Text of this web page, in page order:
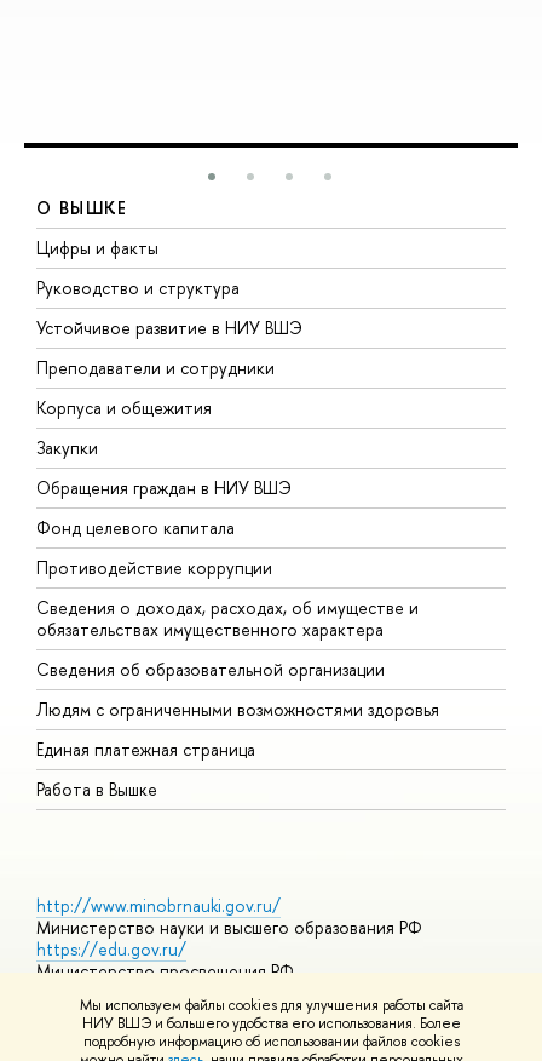
Мы используем файлы cookies для улучшения работы сайта
НИУ ВШЭ и большего удобства его использования. Более
подробную информацию об использовании файлов cookies
О ВЫШКЕ
Цифры и факты
Руководство и структура
Устойчивое развитие в НИУ ВШЭ
Преподаватели и сотрудники
Корпуса и общежития
Закупки
Обращения граждан в НИУ ВШЭ
Фонд целевого капитала
Противодействие коррупции
Сведения о доходах, расходах, об имуществе и
обязательствах имущественного характера
Сведения об образовательной организации
Людям с ограниченными возможностями здоровья
Единая платежная страница
Работа в Вышке
http://www.minobrnauki.gov.ru/
Министерство науки и высшего образования РФ
https://edu.gov.ru/
Министерство просвещения РФ
https://elearning.hse.ru/mooc
Массовые открытые онлайн-курсы